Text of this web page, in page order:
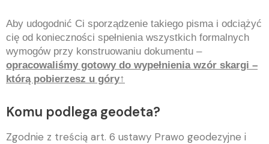
Aby udogodnić Ci sporządzenie takiego pisma i odciążyć
cię od konieczności spełnienia wszystkich formalnych
wymogów przy konstruowaniu dokumentu –
opracowaliśmy gotowy do wypełnienia wzór skargi –
którą pobierzesz u góry↑
Komu podlega geodeta?
Zgodnie z treścią art. 6 ustawy Prawo geodezyjne i